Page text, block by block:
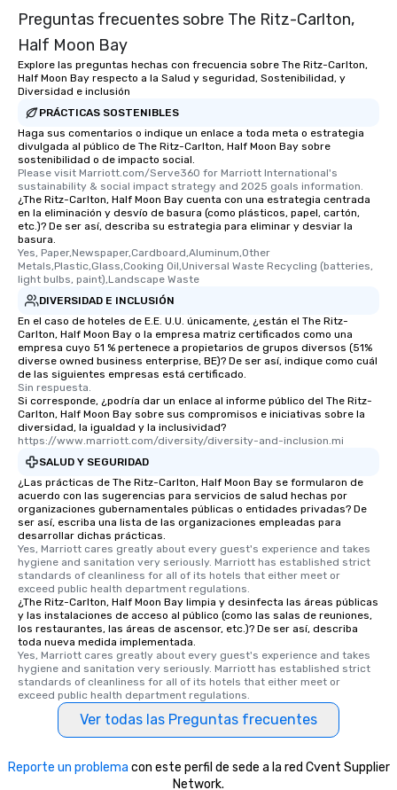
Preguntas frecuentes sobre The Ritz-Carlton,
Half Moon Bay
Explore las preguntas hechas con frecuencia sobre The Ritz-Carlton,
Half Moon Bay respecto a la Salud y seguridad, Sostenibilidad, y
Diversidad e inclusión
PRÁCTICAS SOSTENIBLES
Haga sus comentarios o indique un enlace a toda meta o estrategia
divulgada al público de The Ritz-Carlton, Half Moon Bay sobre
sostenibilidad o de impacto social.
Please visit Marriott.com/Serve360 for Marriott International's
sustainability & social impact strategy and 2025 goals information.
¿The Ritz-Carlton, Half Moon Bay cuenta con una estrategia centrada
en la eliminación y desvío de basura (como plásticos, papel, cartón,
etc.)? De ser así, describa su estrategia para eliminar y desviar la
basura.
Yes, Paper,Newspaper,Cardboard,Aluminum,Other
Metals,Plastic,Glass,Cooking Oil,Universal Waste Recycling (batteries,
light bulbs, paint),Landscape Waste
DIVERSIDAD E INCLUSIÓN
En el caso de hoteles de E.E. U.U. únicamente, ¿están el The Ritz-
Carlton, Half Moon Bay o la empresa matriz certificados como una
empresa cuyo 51 % pertenece a propietarios de grupos diversos (51%
diverse owned business enterprise, BE)? De ser así, indique como cuál
de las siguientes empresas está certificado.
Sin respuesta.
Si corresponde, ¿podría dar un enlace al informe público del The Ritz-
Carlton, Half Moon Bay sobre sus compromisos e iniciativas sobre la
diversidad, la igualdad y la inclusividad?
https://www.marriott.com/diversity/diversity-and-inclusion.mi
SALUD Y SEGURIDAD
¿Las prácticas de The Ritz-Carlton, Half Moon Bay se formularon de
acuerdo con las sugerencias para servicios de salud hechas por
organizaciones gubernamentales públicas o entidades privadas? De
ser así, escriba una lista de las organizaciones empleadas para
desarrollar dichas prácticas.
Yes, Marriott cares greatly about every guest's experience and takes
hygiene and sanitation very seriously. Marriott has established strict
standards of cleanliness for all of its hotels that either meet or
exceed public health department regulations.
¿The Ritz-Carlton, Half Moon Bay limpia y desinfecta las áreas públicas
y las instalaciones de acceso al público (como las salas de reuniones,
los restaurantes, las áreas de ascensor, etc.)? De ser así, describa
toda nueva medida implementada.
Yes, Marriott cares greatly about every guest's experience and takes
hygiene and sanitation very seriously. Marriott has established strict
standards of cleanliness for all of its hotels that either meet or
exceed public health department regulations.
Ver todas las Preguntas frecuentes
Reporte un problema con este perfil de sede a la red Cvent Supplier
Network.